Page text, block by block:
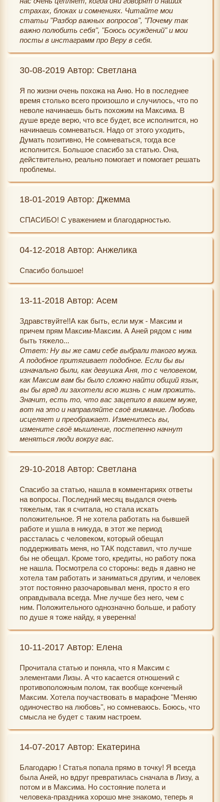
страхах, блоках и сомнениях. Читайте мои
статьи "Разбор важных вопросов", "Почему так
важно полюбить себя", "Боюсь осуждений" и мои
посты в инстаграмм про Веру в себя.
30-08-2019 Автор: Светлана
Я по жизни очень похожа на Аню. Но в последнее
время столько всего произошло и случилось, что по
неволе начинаешь быть похожим на Максима. В
душе вреде верю, что все будет, все исполнится, но
начинаешь сомневаться. Надо от этого уходить,
Думать позитивно, Не сомневаться, тогда все
исполнится. Большое спасибо за статью. Она,
действительно, реально помогает и помогает решать
проблемы.
18-01-2019 Автор: Джемма
СПАСИБО! С уважением и благодарностью.
04-12-2018 Автор: Анжелика
Спасибо большое!
13-11-2018 Автор: Асем
Здравствуйте!!А как быть, если муж - Максим и
причем прям Максим-Максим. А Аней рядом с ним
быть тяжело...
Ответ: Ну вы же сами себе выбрали такого мужа.
А подобное притягивает подобное. Если бы вы
изначально были, как девушка Аня, то с человеком,
как Максим вам бы было сложно найти общий язык,
вы бы вряд ли захотели всю жизнь с ним прожить.
Значит, есть то, что вас зацепило в вашем муже,
вот на это и направляйте своё внимание. Любовь
исцеляет и преображает. Изменитесь вы,
измените своё мышление, постепенно начнут
меняться люди вокруг вас.
29-10-2018 Автор: Светлана
Спасибо за статью, нашла в комментариях ответы
на вопросы. Последний месяц выдался очень
тяжелым, так я считала, но стала искать
положительное. Я не хотела работать на бывшей
работе и ушла в никуда, в этот же период
рассталась с человеком, который обещал
поддерживать меня, но ТАК подставил, что лучше
бы не обещал. Кроме того, кредиты, но работу пока
не нашла. Посмотрела со стороны: ведь я давно не
хотела там работать и заниматься другим, и человек
этот постоянно разочаровывал меня, просто я его
оправдывала всегда. Мне лучше без него, чем с
ним. Положительного однозначно больше, и работу
по душе я тоже найду, я уверенна!
10-11-2017 Автор: Елена
Прочитала статью и поняла, что я Максим с
элементами Лизы. А что касается отношений с
противоположным полом, так вообще конченый
Максим. Хотела поучаствовать в марафоне "Меняю
одиночество на любовь", но сомневаюсь. Боюсь, что
смысла не будет с таким настроем.
14-07-2017 Автор: Екатерина
Благодарю ! Статья попала прямо в точку! Я всегда
была Аней, но вдруг превратилась сначала в Лизу, а
потом и в Максима. Но состояние полета и
человека-праздника хорошо мне знакомо, теперь я